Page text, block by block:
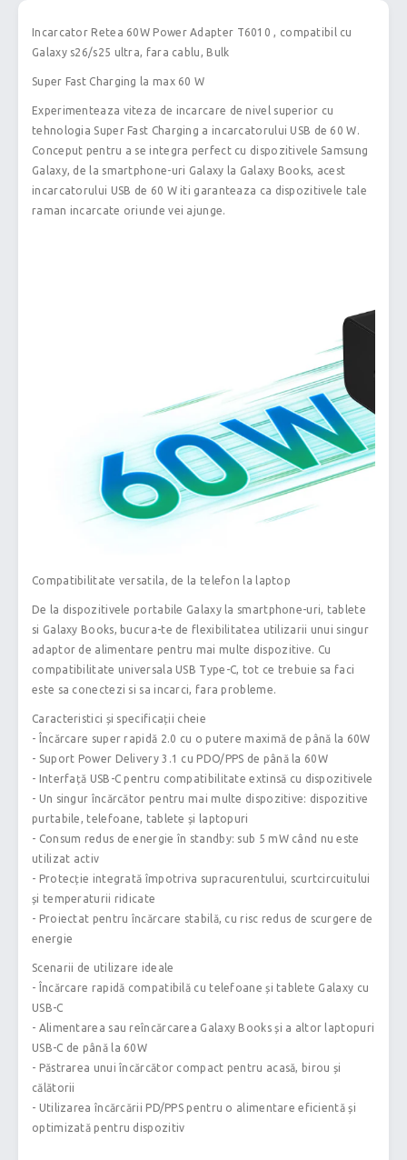
Incarcator Retea 60W Power Adapter T6010 , compatibil cu
Galaxy s26/s25 ultra, fara cablu, Bulk
Super Fast Charging la max 60 W
Experimenteaza viteza de incarcare de nivel superior cu
tehnologia Super Fast Charging a incarcatorului USB de 60 W.
Conceput pentru a se integra perfect cu dispozitivele Samsung
Galaxy, de la smartphone-uri Galaxy la Galaxy Books, acest
incarcatorului USB de 60 W iti garanteaza ca dispozitivele tale
raman incarcate oriunde vei ajunge.
Compatibilitate versatila, de la telefon la laptop
De la dispozitivele portabile Galaxy la smartphone-uri, tablete
si Galaxy Books, bucura-te de flexibilitatea utilizarii unui singur
adaptor de alimentare pentru mai multe dispozitive. Cu
compatibilitate universala USB Type-C, tot ce trebuie sa faci
este sa conectezi si sa incarci, fara probleme.
Caracteristici și specificații cheie
- Încărcare super rapidă 2.0 cu o putere maximă de până la 60W
- Suport Power Delivery 3.1 cu PDO/PPS de până la 60W
- Interfață USB-C pentru compatibilitate extinsă cu dispozitivele
- Un singur încărcător pentru mai multe dispozitive: dispozitive
purtabile, telefoane, tablete și laptopuri
- Consum redus de energie în standby: sub 5 mW când nu este
utilizat activ
- Protecție integrată împotriva supracurentului, scurtcircuitului
și temperaturii ridicate
- Proiectat pentru încărcare stabilă, cu risc redus de scurgere de
energie
Scenarii de utilizare ideale
- Încărcare rapidă compatibilă cu telefoane și tablete Galaxy cu
USB-C
- Alimentarea sau reîncărcarea Galaxy Books și a altor laptopuri
USB-C de până la 60W
- Păstrarea unui încărcător compact pentru acasă, birou și
călătorii
- Utilizarea încărcării PD/PPS pentru o alimentare eficientă și
optimizată pentru dispozitiv